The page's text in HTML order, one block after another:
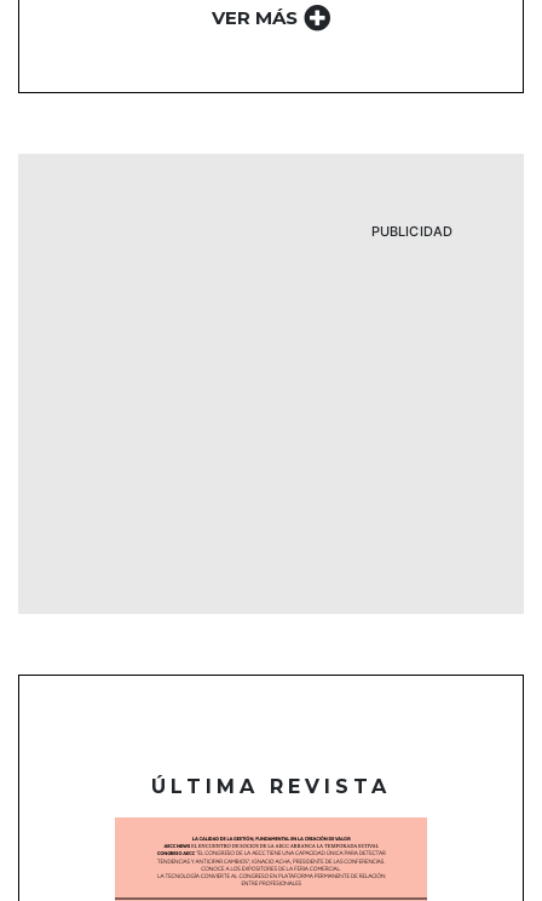
VER MÁS
PUBLICIDAD
ÚLTIMA REVISTA